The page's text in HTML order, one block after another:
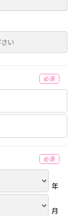
(必須)
(必須)
年
月